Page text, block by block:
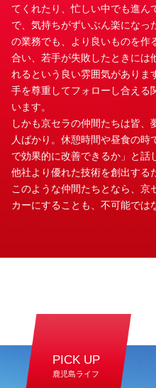
てくれたり、忙しい中でも進ん
で、気持ちがずいぶん楽にな
の業務でも、より良いものを作
合い、若手が失敗したときには
れるという良い雰囲気がありま
手を尊重してフォローし合える
います。
しかも京セラの仲間たちは皆
人ばかり。休憩時間や昼食の
で効果的に改善できるか」と
他社より優れた技術を創出する
このような仲間たちとなら、
カーにすることも、不可能では
PICK UP
鹿児島ライフ